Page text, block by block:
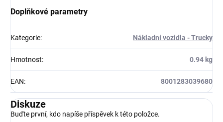
Doplňkové parametry
Kategorie: Nákladní vozidla - Trucky
Hmotnost: 0.94 kg
EAN: 8001283039680
Diskuze
Buďte první, kdo napíše příspěvek k této položce.